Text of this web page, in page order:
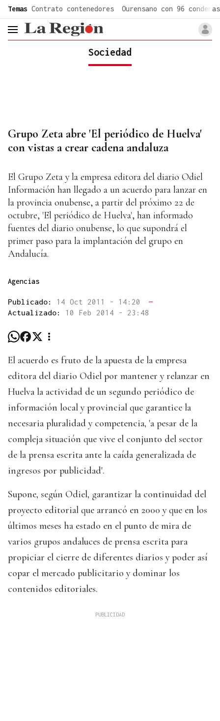
Temas Contrato contenedores Ourensano con 96 condenas
header.menu.open
Sociedad
Grupo Zeta abre 'El periódico de Huelva'
con vistas a crear cadena andaluza
El Grupo Zeta y la empresa editora del diario Odiel
Información han llegado a un acuerdo para lanzar en
la provincia onubense, a partir del próximo 22 de
octubre, 'El periódico de Huelva', han informado
fuentes del diario onubense, lo que supondrá el
primer paso para la implantación del grupo en
Andalucía.
Agencias
Publicado: 14 Oct 2011 - 14:20
—
Actualizado: 10 Feb 2014 - 23:48
El acuerdo es fruto de la apuesta de la empresa
editora del diario Odiel por mantener y relanzar en
Huelva la actividad de un segundo periódico de
información local y provincial que garantice la
necesaria pluralidad y competencia, 'a pesar de la
compleja situación que vive el conjunto del sector
de la prensa escrita ante la caída generalizada de
ingresos por publicidad'.
Supone, según Odiel, garantizar la continuidad del
proyecto editorial que arrancó en 2000 y que en los
últimos meses ha estado en el punto de mira de
varios grupos andaluces de prensa escrita para
propiciar el cierre de diferentes diarios y poder así
copar el mercado publicitario y dominar los
contenidos editoriales.